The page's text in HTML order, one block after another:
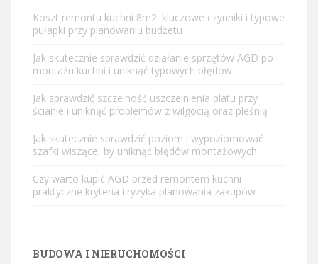
Koszt remontu kuchni 8m2: kluczowe czynniki i typowe
pułapki przy planowaniu budżetu
Jak skutecznie sprawdzić działanie sprzętów AGD po
montażu kuchni i uniknąć typowych błędów
Jak sprawdzić szczelność uszczelnienia blatu przy
ścianie i uniknąć problemów z wilgocią oraz pleśnią
Jak skutecznie sprawdzić poziom i wypoziomować
szafki wiszące, by uniknąć błędów montażowych
Czy warto kupić AGD przed remontem kuchni –
praktyczne kryteria i ryzyka planowania zakupów
BUDOWA I NIERUCHOMOŚCI